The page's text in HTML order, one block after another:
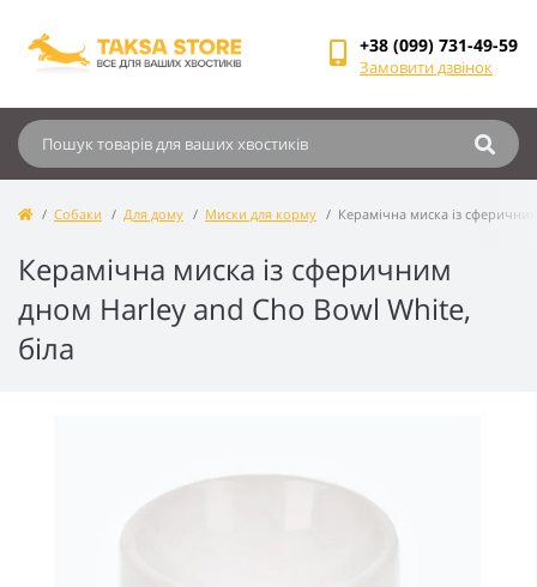
+38 (099) 731-49-59
Замовити дзвінок
Собаки Для дому Миски для корму Керамічна миска із
Керамічна миска із сферичним
дном Harley and Cho Bowl White,
біла